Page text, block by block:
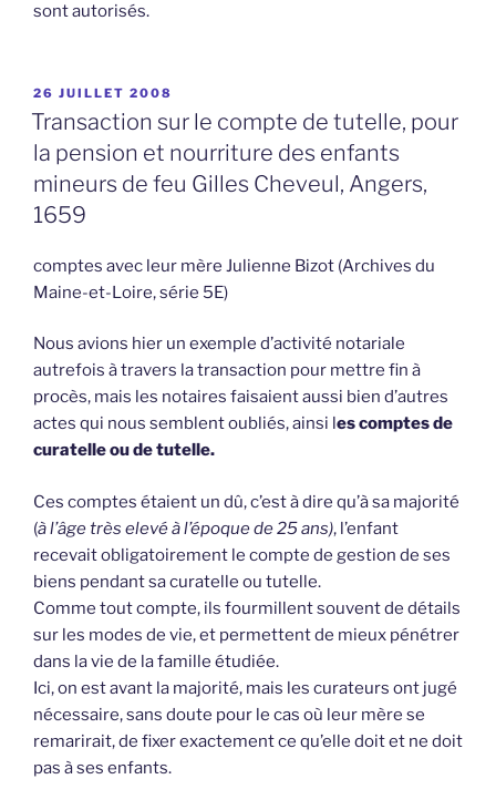
sont autorisés.
PUBLIÉ
LE
26 JUILLET 2008
Transaction sur le compte de tutelle, pour
la pension et nourriture des enfants
mineurs de feu Gilles Cheveul, Angers,
1659
comptes avec leur mère Julienne Bizot (Archives du
Maine-et-Loire, série 5E)
Nous avions hier un exemple d’activité notariale
autrefois à travers la transaction pour mettre fin à
procès, mais les notaires faisaient aussi bien d’autres
actes qui nous semblent oubliés, ainsi les comptes de
curatelle ou de tutelle.
Ces comptes étaient un dû, c’est à dire qu’à sa majorité
(à l’âge très elevé à l’époque de 25 ans), l’enfant
recevait obligatoirement le compte de gestion de ses
biens pendant sa curatelle ou tutelle.
Comme tout compte, ils fourmillent souvent de détails
sur les modes de vie, et permettent de mieux pénétrer
dans la vie de la famille étudiée.
Ici, on est avant la majorité, mais les curateurs ont jugé
nécessaire, sans doute pour le cas où leur mère se
remarirait, de fixer exactement ce qu’elle doit et ne doit
pas à ses enfants.